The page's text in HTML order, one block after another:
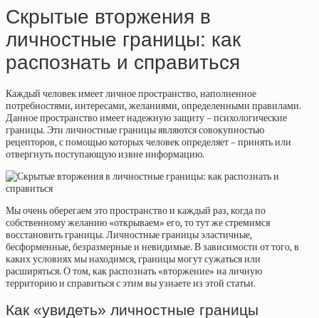
Скрытые вторжения в
личностные границы: как
распознать и справиться
Каждый человек имеет личное пространство, наполненное
потребностями, интересами, желаниями, определенными правилами.
Данное пространство имеет надежную защиту – психологические
границы. Эти личностные границы являются совокупностью
рецепторов, с помощью которых человек определяет – принять или
отвергнуть поступающую извне информацию.
Мы очень оберегаем это пространство и каждый раз, когда по
собственному желанию «открываем» его, то тут же стремимся
восстановить границы. Личностные границы эластичные,
бесформенные, безразмерные и невидимые. В зависимости от того, в
каких условиях мы находимся, границы могут сужаться или
расширяться. О том, как распознать «вторжение» на личную
территорию и справиться с этим вы узнаете из этой статьи.
Как «увидеть» личностные границы